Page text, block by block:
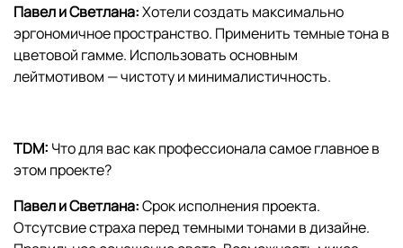
Павел и Светлана:Хотели создать максимально
эргономичное пространство. Применить темные тона в
цветовой гамме. Использовать основным
лейтмотивом — чистоту и минималистичность.
TDM: Что для вас как профессионала самое главное в
этом проекте?
Павел и Светлана:Срок исполнения проекта.
Отсутсвие страха перед темными тонами в дизайне.